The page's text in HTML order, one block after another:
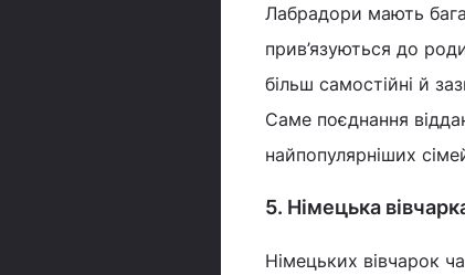
Лабрадори мають
прив’язуються до
більш самостійні й
Саме поєднання
найпопулярніших
5. Німецька
Німецьких вівчарок